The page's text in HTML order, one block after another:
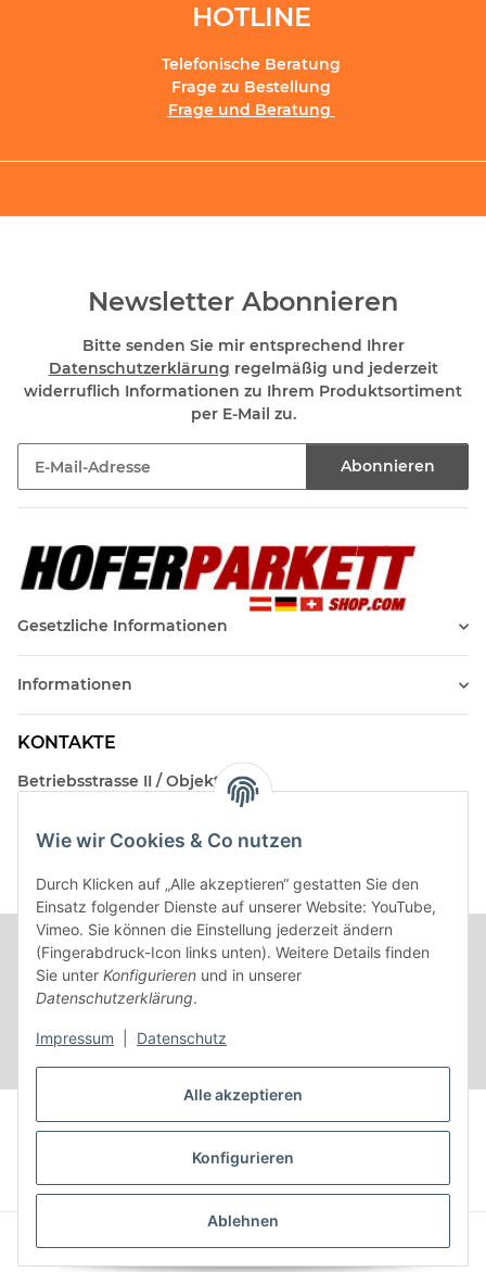
Alle akzeptieren
Konfigurieren
Ablehnen
Wie wir Cookies & Co nutzen
Durch Klicken auf „Alle akzeptieren“ gestatten Sie den
Einsatz folgender Dienste auf unserer Website: YouTube,
Vimeo. Sie können die Einstellung jederzeit ändern
(Fingerabdruck-Icon links unten). Weitere Details finden
Sie unter Konfigurieren und in unserer
Datenschutzerklärung.
Impressum Datenschutz
HOTLINE
Telefonische Beratung
Frage zu Bestellung
Frage und Beratung
Newsletter Abonnieren
Bitte senden Sie mir entsprechend Ihrer
Datenschutzerklärung regelmäßig und jederzeit
widerruflich Informationen zu Ihrem Produktsortiment
per E-Mail zu.
Abonnieren
Gesetzliche Informationen
Informationen
KONTAKTE
Betriebsstrasse II / Objekt 17
Kontakt
Vertrag widerrufen
* Alle Preise inkl. gesetzlicher USt.